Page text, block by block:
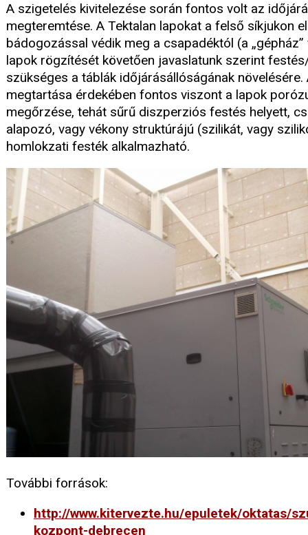
A szigetelés kivitelezése során fontos volt az
megteremtése. A Tektalan lapokat a felső síkjukon
bádogozással védik meg a csapadéktól (a
lapok rögzítését követően javaslatunk szerint
szükséges a táblák időjárásállóságának növelésére.
megtartása érdekében fontos viszont a lapok
megőrzése, tehát sűrű diszperziós festés helyett,
alapozó, vagy vékony struktúrájú (szilikát, vagy
homlokzati festék alkalmazható.
További források:
http://www.kitervezte.hu/epuletek/oktatas/
kozpont-debrecen